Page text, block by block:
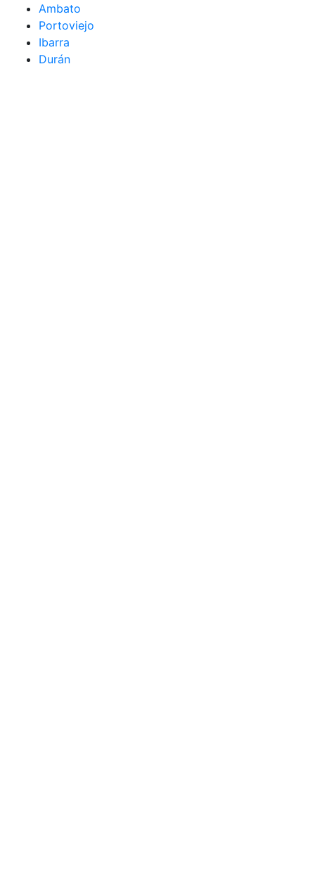
Ambato
Portoviejo
Ibarra
Durán